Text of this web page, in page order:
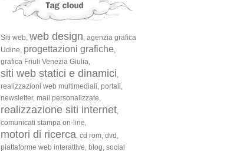
Siti web, web design, agenzia grafica
Udine, progettazioni grafiche,
grafica Friuli Venezia Giulia,
siti web statici e dinamici,
realizzazioni web multimediali, portali,
newsletter, mail personalizzate,
realizzazione siti internet,
comunicati stampa on-line,
motori di ricerca, cd rom, dvd,
piattaforme web interattive, blog, social